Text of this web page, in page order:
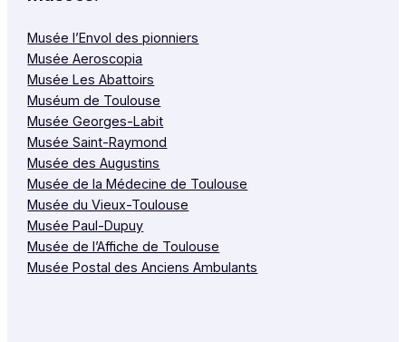
Musée l’Envol des pionniers
Musée Aeroscopia
Musée Les Abattoirs
Muséum de Toulouse
Musée Georges-Labit
Musée Saint-Raymond
Musée des Augustins
Musée de la Médecine de Toulouse
Musée du Vieux-Toulouse
Musée Paul-Dupuy
Musée de l’Affiche de Toulouse
Musée Postal des Anciens Ambulants